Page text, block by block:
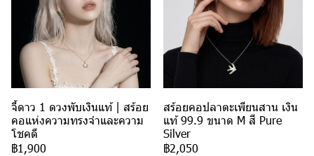
จี้ดาว 1 ดวงพับเงินแท้ | สร้อย
คอแห่งความทรงจำและความ
โชคดี
฿1,900
สร้อยคอปลาตะเพียนสาน เงิน
แท้ 99.9 ขนาด M สี Pure
Silver
฿2,050